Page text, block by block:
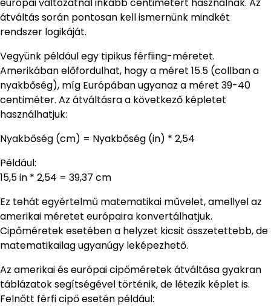
európai változatnál inkább centimétert használnak. Az
átváltás során pontosan kell ismernünk mindkét
rendszer logikáját.
Vegyünk például egy tipikus férfiing-méretet.
Amerikában előfordulhat, hogy a méret 15.5 (collban a
nyakbőség), míg Európában ugyanaz a méret 39-40
centiméter. Az átváltásra a következő képletet
használhatjuk:
Nyakbőség (cm) = Nyakbőség (in) * 2,54
Például:
15,5 in * 2,54 = 39,37 cm
Ez tehát egyértelmű matematikai művelet, amellyel az
amerikai méretet európaira konvertálhatjuk.
Cipőméretek esetében a helyzet kicsit összetettebb, de
matematikailag ugyanúgy leképezhető.
Az amerikai és európai cipőméretek átváltása gyakran
táblázatok segítségével történik, de létezik képlet is.
Felnőtt férfi cipő esetén például: